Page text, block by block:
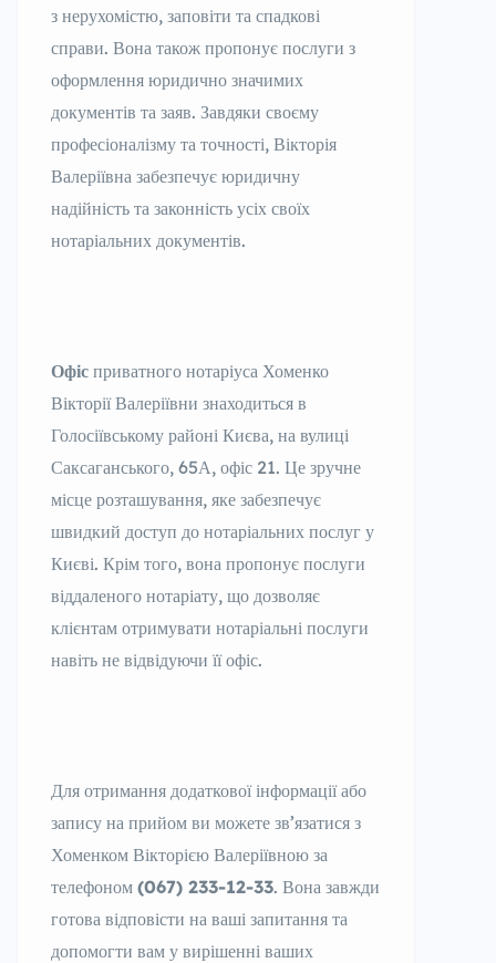
з нерухомістю, заповіти та спадкові
справи. Вона також пропонує послуги з
оформлення юридично значимих
документів та заяв. Завдяки своєму
професіоналізму та точності, Вікторія
Валеріївна забезпечує юридичну
надійність та законність усіх своїх
нотаріальних документів.
Офіс приватного нотаріуса Хоменко
Вікторії Валеріївни знаходиться в
Голосіївському районі Києва, на вулиці
Саксаганського, 65А, офіс 21. Це зручне
місце розташування, яке забезпечує
швидкий доступ до нотаріальних послуг у
Києві. Крім того, вона пропонує послуги
віддаленого нотаріату, що дозволяє
клієнтам отримувати нотаріальні послуги
навіть не відвідуючи її офіс.
Для отримання додаткової інформації або
запису на прийом ви можете зв’язатися з
Хоменком Вікторією Валеріївною за
телефоном (067) 233-12-33. Вона завжди
готова відповісти на ваші запитання та
допомогти вам у вирішенні ваших